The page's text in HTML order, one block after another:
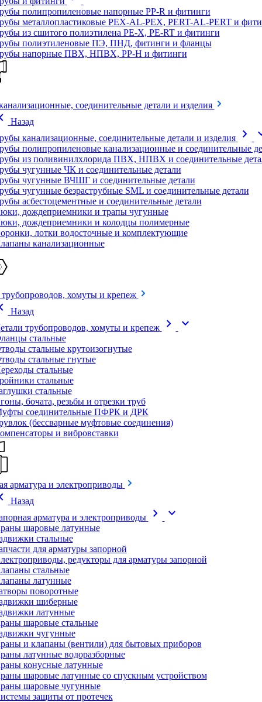
полипропиленовые напорные PP-R и фитинги
металлопластиковые PEX-AL-PEX, PERT-AL-PERT и
из сшитого полиэтилена PE-X, PE-RT и фитинги
полиэтиленовые ПЭ, ПНД, фитинги и фланцы
напорные ПВХ, НПВХ, PP-H и фитинги
соединительные детали и изделия
Назад
канализационные, соединительные детали и изделия
chevron_right
полипропиленовые канализационные и соединительные
из поливинилхлорида ПВХ, НПВХ и соединительные
чугунные ЧК и соединительные детали
чугунные ВЧШГ и соединительные детали
чугунные безраструбные SML и соединительные детали
асбестоцементные и соединительные детали
дождеприемники и трапы чугунные
дождеприемники и колодцы полимерные
лотки водосточные и комплектующие
канализационные
трубопроводов, хомуты и крепеж
Назад
трубопроводов, хомуты и крепеж
chevron_right expand_more
стальные
стальные крутоизогнутые
стальные гнутые
стальные
стальные
стальные
бочата, резьбы и отрезки труб
соединительные ПФРК и ДРК
(бессварные муфтовые соединения)
и вибровставки
арматура и электроприводы
Назад
арматура и электроприводы
chevron_right expand_more
шаровые латунные
стальные
для арматуры запорной
редукторы для арматуры запорной
стальные
латунные
поворотные
шиберные
латунные
шаровые стальные
чугунные
и клапаны (вентили) для бытовых приборов
латунные водоразборные
конусные латунные
шаровые латунные со спускным устройством
шаровые чугунные
защиты от протечек